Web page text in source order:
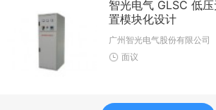
智光电气 GLSC 低
置模块化设计
广州智光电气股份有限公司
面议